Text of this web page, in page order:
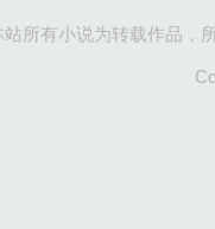
站所有小说为转载作品，